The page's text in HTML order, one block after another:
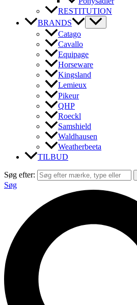
RESTITUTION
BRANDS
Catago
Cavallo
Equipage
Horseware
Kingsland
Lemieux
Pikeur
QHP
Roeckl
Samshield
Waldhausen
Weatherbeeta
TILBUD
Søg efter:
Søg